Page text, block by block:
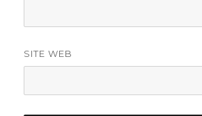
SITE WEB